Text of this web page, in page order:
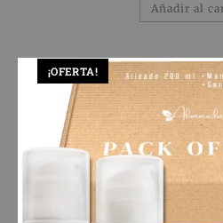
Añadir al
¡OFERTA!